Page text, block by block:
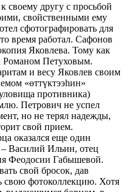
другу с просьбой
свойственными ему
сфотографировать для
время работал. Сафонов
Яковлева. Тому как
Романом Петуховым.
и весу Яковлев своим
«өттүктээhин»
противника)
Петрович не успел
но не терял надежды,
свой прием.
оказался еще один
Василий Ильин, отец
Феодосии Габышевой.
свой бросок, дав
свою фотоколлекцию. Хотя